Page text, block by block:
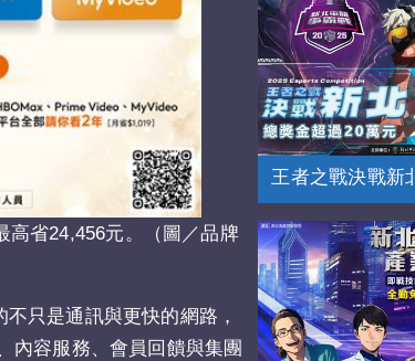
高省24,456元。（圖／品牌
只是通訊與更快的網路，
內容服務、會員回饋與集團